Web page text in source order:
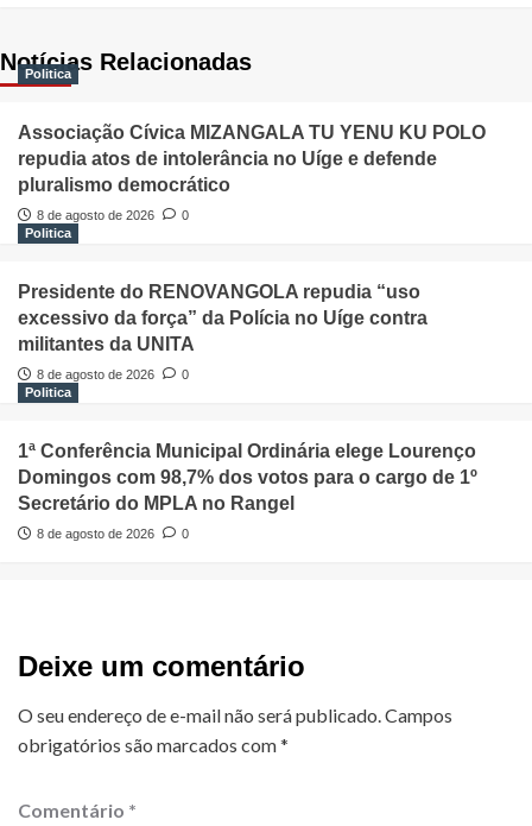
Notícias Relacionadas
Politica
Associação Cívica MIZANGALA TU YENU KU POLO
repudia atos de intolerância no Uíge e defende
pluralismo democrático
8 de agosto de 2026
0
Politica
Presidente do RENOVANGOLA repudia “uso
excessivo da força” da Polícia no Uíge contra
militantes da UNITA
8 de agosto de 2026
0
Politica
1ª Conferência Municipal Ordinária elege Lourenço
Domingos com 98,7% dos votos para o cargo de 1º
Secretário do MPLA no Rangel
8 de agosto de 2026 0
Deixe um comentário
O seu endereço de e-mail não será publicado. Campos
obrigatórios são marcados com*
Comentário *